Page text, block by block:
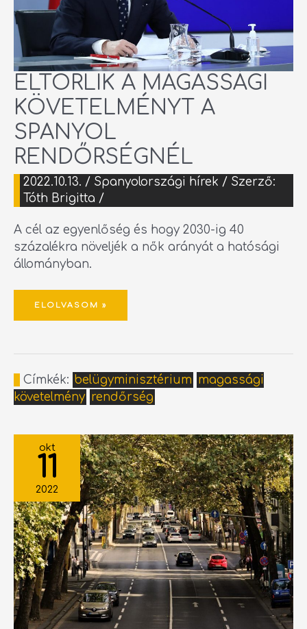
ELTÖRLIK A MAGASSÁGI
KÖVETELMÉNYT A
SPANYOL
RENDŐRSÉGNÉL
2022.10.13. / Spanyolországi hírek / Szerző:
Tóth Brigitta /
A cél az egyenlőség és hogy 2030-ig 40
százalékra növeljék a nők arányát a hatósági
állományban.
ELOLVASOM »
Címkék: belügyminisztérium magassági
követelmény rendőrség
okt
11
2022
ORSZÁGOS
ELLENŐRZÉSI
AKCIÓT
INDÍTOTT
SPANYOL
KÖZLEKEDÉSI
FŐIGAZGATÓSÁG